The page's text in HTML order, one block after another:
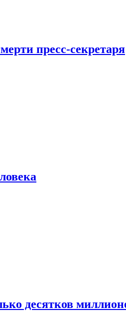
пресс-секретаря
десятков